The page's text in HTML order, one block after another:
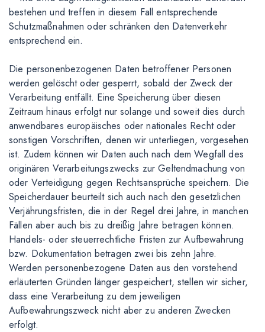
bestehen und treffen in diesem Fall entsprechende
Schutzmaßnahmen oder schränken den Datenverkehr
entsprechend ein.
Die personenbezogenen Daten betroffener Personen
werden gelöscht oder gesperrt, sobald der Zweck der
Verarbeitung entfällt. Eine Speicherung über diesen
Zeitraum hinaus erfolgt nur solange und soweit dies durch
anwendbares europäisches oder nationales Recht oder
sonstigen Vorschriften, denen wir unterliegen, vorgesehen
ist. Zudem können wir Daten auch nach dem Wegfall des
originären Verarbeitungszwecks zur Geltendmachung von
oder Verteidigung gegen Rechtsansprüche speichern. Die
Speicherdauer beurteilt sich auch nach den gesetzlichen
Verjährungsfristen, die in der Regel drei Jahre, in manchen
Fällen aber auch bis zu dreißig Jahre betragen können.
Handels- oder steuerrechtliche Fristen zur Aufbewahrung
bzw. Dokumentation betragen zwei bis zehn Jahre.
Werden personenbezogene Daten aus den vorstehend
erläuterten Gründen länger gespeichert, stellen wir sicher,
dass eine Verarbeitung zu dem jeweiligen
Aufbewahrungszweck nicht aber zu anderen Zwecken
erfolgt.